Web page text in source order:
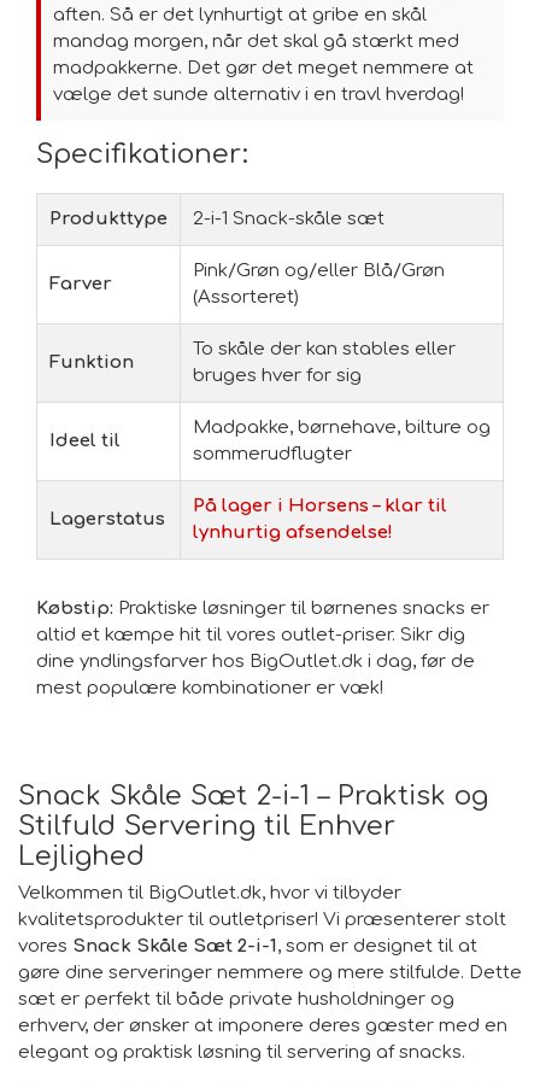
aften. Så er det lynhurtigt at gribe en skål
mandag morgen, når det skal gå stærkt med
madpakkerne. Det gør det meget nemmere at
vælge det sunde alternativ i en travl hverdag!
Specifikationer:
Produkttype 2-i-1 Snack-skåle sæt
Farver
Pink/Grøn og/eller Blå/Grøn
(Assorteret)
Funktion
To skåle der kan stables eller
bruges hver for sig
Ideel til
Madpakke, børnehave, bilture og
sommerudflugter
Lagerstatus
På lager i Horsens – klar til
lynhurtig afsendelse!
Købstip: Praktiske løsninger til børnenes snacks er
altid et kæmpe hit til vores outlet-priser. Sikr dig
dine yndlingsfarver hos BigOutlet.dk i dag, før de
mest populære kombinationer er væk!
Snack Skåle Sæt 2-i-1 – Praktisk og
Stilfuld Servering til Enhver
Lejlighed
Velkommen til BigOutlet.dk, hvor vi tilbyder
kvalitetsprodukter til outletpriser! Vi præsenterer stolt
vores Snack Skåle Sæt 2-i-1 , som er designet til at
gøre dine serveringer nemmere og mere stilfulde. Dette
sæt er perfekt til både private husholdninger og
erhverv, der ønsker at imponere deres gæster med en
elegant og praktisk løsning til servering af snacks.